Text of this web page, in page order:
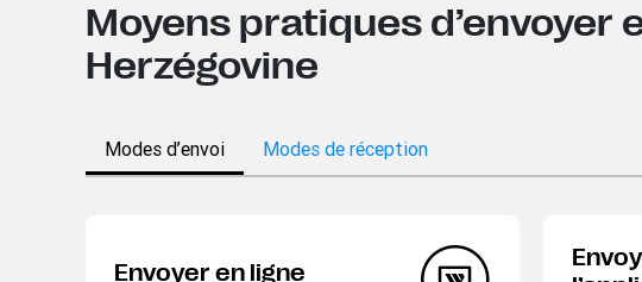
Moyens pratiques d’envoyer
Herzégovine
Modes d’envoi Modes de réception
Envoyer en ligne